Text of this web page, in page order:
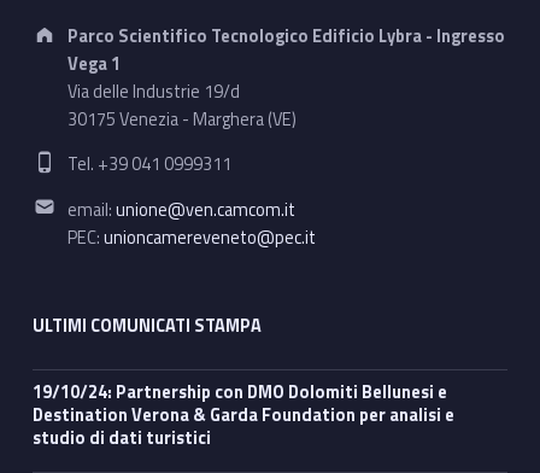
Address:
Parco Scientifico Tecnologico Edificio Lybra - Ingresso
Vega 1
Via delle Industrie 19/d
30175 Venezia - Marghera (VE)
Phone number:
Tel. +39 041 0999311
Email address:
email:unione@ven.camcom.it
PEC:unioncamereveneto@pec.it
ULTIMI COMUNICATI STAMPA
19/10/24: Partnership con DMO Dolomiti Bellunesi e
Destination Verona & Garda Foundation per analisi e
studio di dati turistici